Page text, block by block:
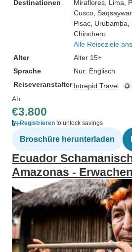
Destinationen Miraflores , Lima ,
Cusco ,
Pisac , Urubamba
Chinchero
Alle Reiseziele
Alter
Alter 15+
Sprache
Nur: Englisch
Reiseveranstalter Intrepid Travel
Ab
€3.800
Registrieren to unlock savings
Broschüre herunterladen
Ecuador
Amazonas -